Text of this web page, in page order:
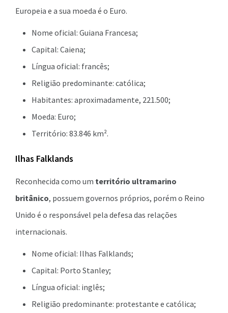
Europeia e a sua moeda é o Euro.
Nome oficial: Guiana Francesa;
Capital: Caiena;
Língua oficial: francês;
Religião predominante: católica;
Habitantes: aproximadamente, 221.500;
Moeda: Euro;
Território: 83.846 km².
Ilhas Falklands
Reconhecida como um território ultramarino
britânico, possuem governos próprios, porém o Reino
Unido é o responsável pela defesa das relações
internacionais.
Nome oficial: Ilhas Falklands;
Capital: Porto Stanley;
Língua oficial: inglês;
Religião predominante: protestante e católica;